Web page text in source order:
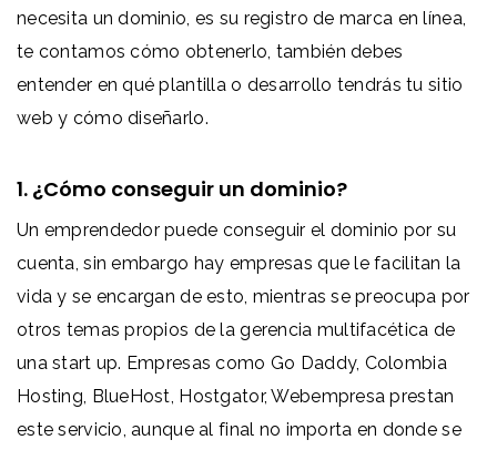
necesita un dominio, es su registro de marca en línea,
te contamos cómo obtenerlo, también debes
entender en qué plantilla o desarrollo tendrás tu sitio
web y cómo diseñarlo.
1. ¿Cómo conseguir un dominio?
Un emprendedor puede conseguir el dominio por su
cuenta, sin embargo hay empresas que le facilitan la
vida y se encargan de esto, mientras se preocupa por
otros temas propios de la gerencia multifacética de
una start up. Empresas como Go Daddy, Colombia
Hosting, BlueHost, Hostgator, Webempresa prestan
este servicio, aunque al final no importa en donde se